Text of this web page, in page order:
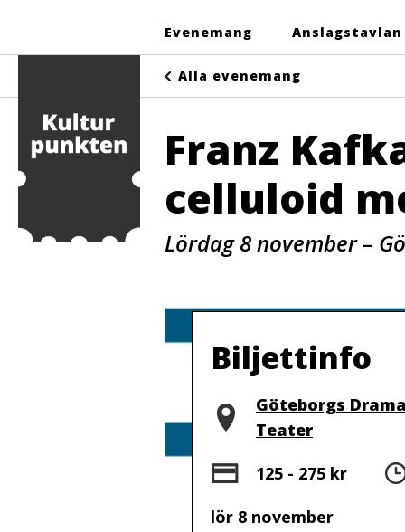
Evenemang Anslagstavlan
Alla evenemang
Franz
celluloid
Lördag 8 november –
Biljettinfo
Plats
Göteborgs
Teater
Pris
125 - 275 kr
lör 8 november